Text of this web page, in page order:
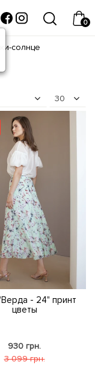
0
солнце
30
- 24" принт
цветы
930 грн.
3 099 грн.